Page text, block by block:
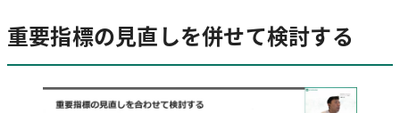
重要指標の見直しを併せて検討する